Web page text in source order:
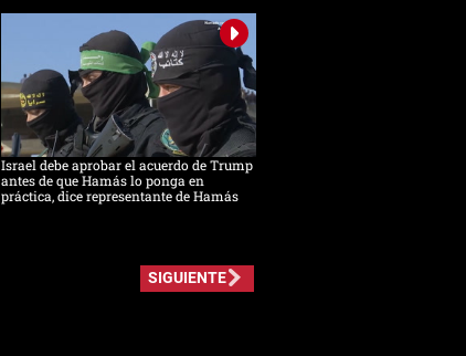
Israel debe aprobar el acuerdo de Trump
antes de que Hamás lo ponga en
práctica, dice representante de Hamás
SIGUIENTE